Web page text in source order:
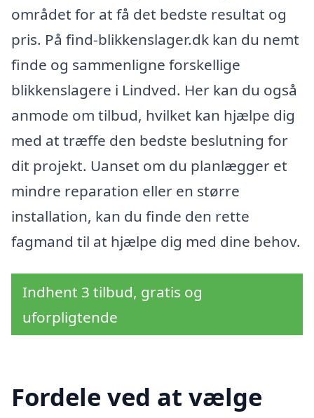
området for at få det bedste resultat og
pris. På find-blikkenslager.dk kan du nemt
finde og sammenligne forskellige
blikkenslagere i Lindved. Her kan du også
anmode om tilbud, hvilket kan hjælpe dig
med at træffe den bedste beslutning for
dit projekt. Uanset om du planlægger et
mindre reparation eller en større
installation, kan du finde den rette
fagmand til at hjælpe dig med dine behov.
Indhent 3 tilbud, gratis og
uforpligtende
Fordele ved at vælge